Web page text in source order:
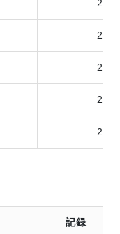
2時
2時
2時
2時
2時
記録